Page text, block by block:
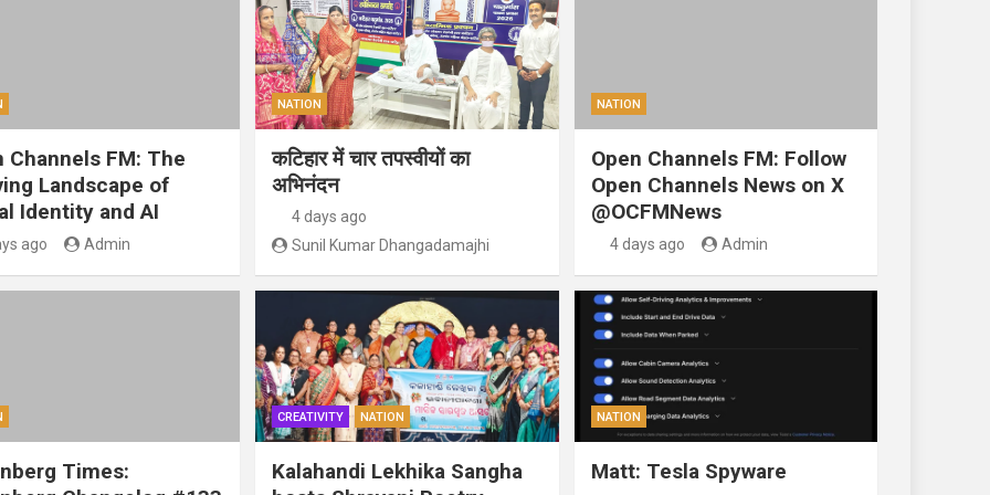
Channels FM: The
Landscape of
Identity and AI
ago Admin
NATION
कटिहार में चार तपस्वीयों का
अभिनंदन
4 days ago
Sunil Kumar Dhangadamajhi
NATION
Open Channels FM: Follow
Open Channels News on X
@OCFMNews
4 days ago Admin
Times:
CREATIVITY NATION
Kalahandi Lekhika Sangha
NATION
Matt: Tesla Spyware